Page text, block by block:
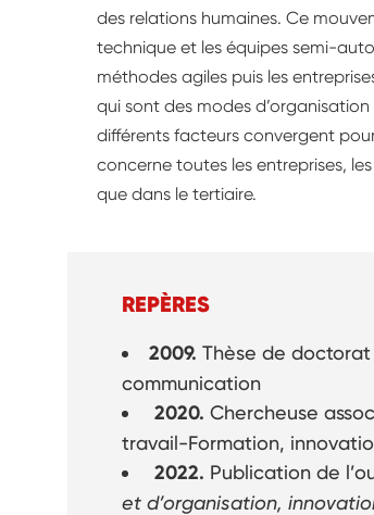
des relations humaines. Ce
technique et les équipes semi-
méthodes agiles puis les
qui sont des modes
différents facteurs convergent
concerne toutes les entreprises,
que dans le tertiaire.
REPÈRES
2009. Thèse de
communication
2020. Chercheuse
travail-Formation,
2022. Publication de
et d’organisation,